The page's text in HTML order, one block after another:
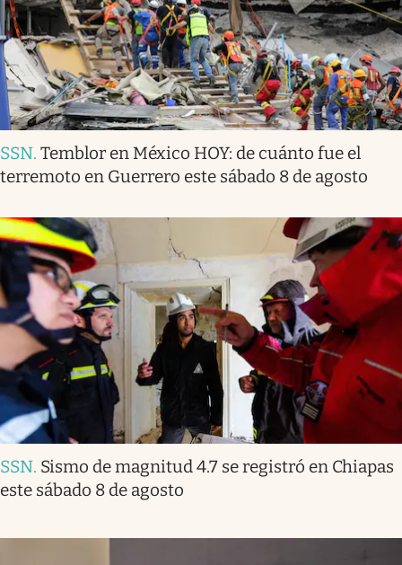
SSN. Temblor en México HOY: de cuánto fue el
terremoto en Guerrero este sábado 8 de agosto
SSN. Sismo de magnitud 4.7 se registró en Chiapas
este sábado 8 de agosto